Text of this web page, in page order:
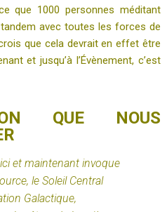
que 1000 personnes méditant
avec toutes les forces de
que cela devrait en effet être
et jusqu’à l’Évènement, c’est
QUE NOUS
et maintenant invoque
le Soleil Central
Galactique,